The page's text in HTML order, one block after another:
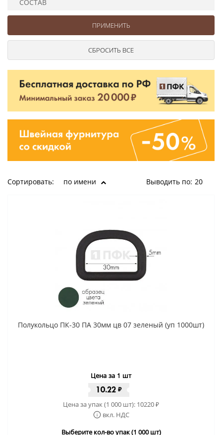
СОСТАВ
Сортировать: по имени Выводить по: 20
Полукольцо ПК-30 ПА 30мм цв 07 зеленый (уп 1000шт)
Цена за 1 шт
10.22 ₽
Цена за упак (1 000 шт): 10220₽
вкл. НДС
Выберите кол-во упак (1 000 шт)
Ушковые
Шторные
Цепочки шарики с замком
Ткани
Шнуры